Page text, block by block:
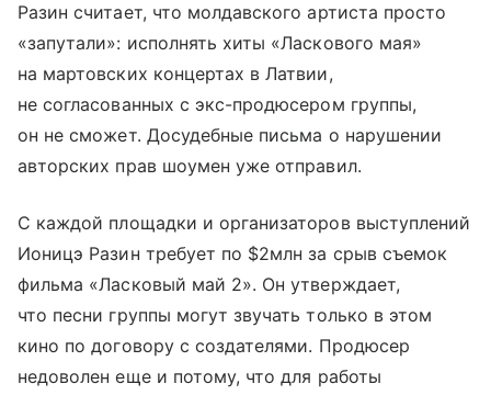
Разин считает, что молдавского артиста просто
«запутали»: исполнять хиты «Ласкового мая»
на мартовских концертах в Латвии,
не согласованных с экс-продюсером группы,
он не сможет. Досудебные письма о нарушении
авторских прав шоумен уже отправил.
С каждой площадки и организаторов выступлений
Ионицэ Разин требует по $2млн за срыв съемок
фильма «Ласковый май 2». Он утверждает,
что песни группы могут звучать только в этом
кино по договору с создателями. Продюсер
недоволен еще и потому, что для работы